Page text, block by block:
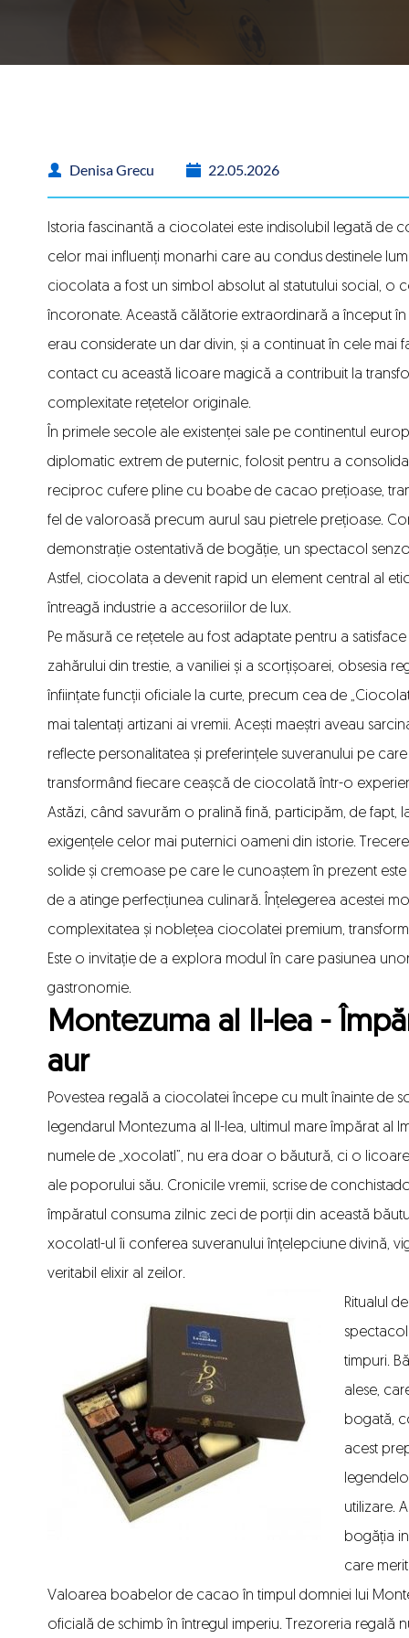
Denisa Grecu 22.05.2026
Istoria fascinantă a ciocolatei este indisolubil legată de
celor mai influenți monarhi care au condus destinele
ciocolata a fost un simbol absolut al statutului social, o
încoronate. Această călătorie extraordinară a început
erau considerate un dar divin, și a continuat în cele mai
contact cu această licoare magică a contribuit la
complexitate rețetelor originale.
În primele secole ale existenței sale pe continentul
diplomatic extrem de puternic, folosit pentru a
reciproc cufere pline cu boabe de cacao prețioase,
fel de valoroasă precum aurul sau pietrele prețioase.
demonstrație ostentativă de bogăție, un spectacol
Astfel, ciocolata a devenit rapid un element central al
întreagă industrie a accesoriilor de lux.
Pe măsură ce rețetele au fost adaptate pentru a
zahărului din trestie, a vaniliei și a scorțișoarei, obsesia
înființate funcții oficiale la curte, precum cea de
mai talentați artizani ai vremii. Acești maeștri aveau
reflecte personalitatea și preferințele suveranului pe
transformând fiecare ceașcă de ciocolată într-o
Astăzi, când savurăm o pralină fină, participăm, de fapt,
exigențele celor mai puternici oameni din istorie.
solide și cremoase pe care le cunoaștem în prezent
de a atinge perfecțiunea culinară. Înțelegerea acestei
complexitatea și noblețea ciocolatei premium,
Este o invitație de a explora modul în care pasiunea
gastronomie.
Montezuma al II-lea -
aur
Povestea regală a ciocolatei începe cu mult înainte de
legendarul Montezuma al II-lea, ultimul mare împărat al
numele de „xocolatl”, nu era doar o băutură, ci o
ale poporului său. Cronicile vremii, scrise de
împăratul consuma zilnic zeci de porții din această
xocolatl-ul îi conferea suveranului înțelepciune divină,
veritabil elixir al zeilor.
Ritualul
timpuri.
alese,
bogată,
acest
utilizare.
bogăția
care
Valoarea boabelor de cacao în timpul domniei lui
oficială de schimb în întregul imperiu. Trezoreria regală